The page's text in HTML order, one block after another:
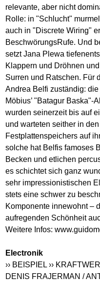
relevante, aber nicht
Rolle: in "Schlucht"
auch in "Discrete Wiring"
BeschwörungsRufe. Und
setzt Jana Plewa
Klappern und Dröhnen
Surren und Ratschen. Für
Andrea Belfi zuständig:
Möbius’ "Batagur Baska"-
wurden seinerzeit bis auf
und warteten seither in
Festplattenspeichers auf
solche hat Belfis famoses
Becken und etlichen
es schichtet sich ganz
sehr impressionistischen
stets eine schwer zu
Komponente innewohnt –
aufregenden Schönheit
Weitere Infos:
Electronik
›› BEISPIEL ››
DENIS FRAJERMAN /